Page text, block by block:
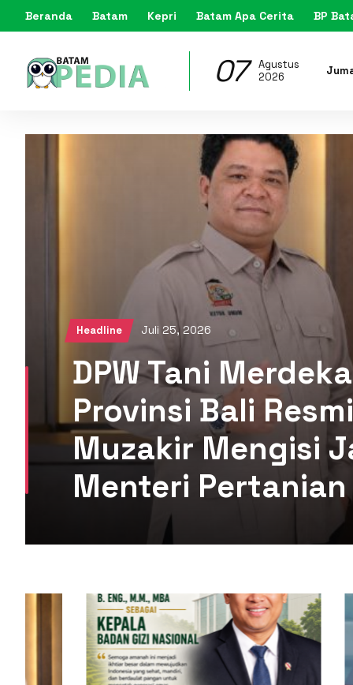
Beranda Batam Kepri Batam Apa Cerita BP
07
Agustus
2026
Headline Juli 25, 2026
DPW Tani
Provinsi Bali
Muzakir Mengisi
Menteri Pertanian